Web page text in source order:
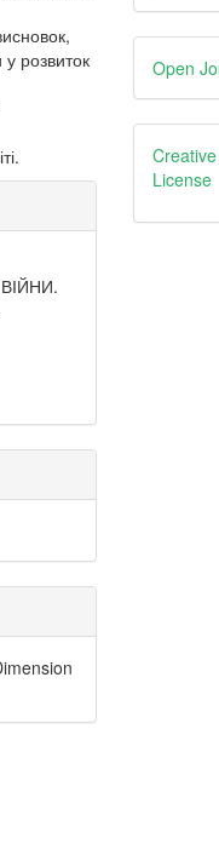
у розвиток
By
Open
License